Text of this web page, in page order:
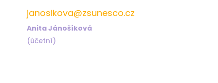
janosikova@zsunesco.cz
Anita Jánošíková
(účetní)